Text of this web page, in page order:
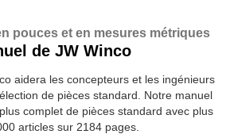
pouces et en mesures métriques
de JW Winco
aidera les concepteurs et les ingénieurs
de pièces standard. Notre manuel
complet de pièces standard avec plus
articles sur 2184 pages.